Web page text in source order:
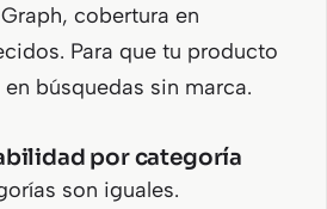
cobertura en
Para que tu producto
búsquedas sin marca.
por categoría
son iguales.